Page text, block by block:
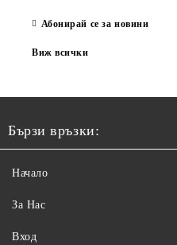
Абонирай се за новини
Виж всички
Бързи връзки:
Начало
За Нас
Вход